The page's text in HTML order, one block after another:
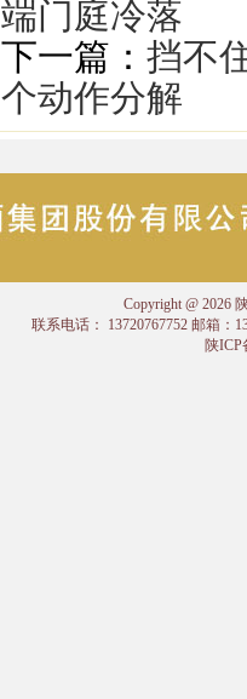
端门庭冷落
下一篇： 挡不
个动作分解
Copyright @ 2026
联系电话： 13720767752 邮箱：
陕ICP